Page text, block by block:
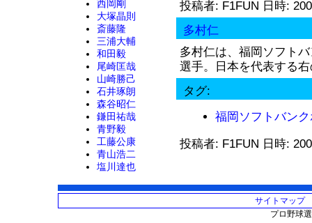
西岡剛
大塚晶則
斎藤隆
三浦大輔
和田毅
尾崎匡哉
山崎勝己
石井琢朗
森谷昭仁
鎌田祐哉
青野毅
工藤公康
青山浩二
塩川達也
投稿者: F1FUN 日時:
多村仁
多村仁は、福岡ソフト
選手。日本を代表する
タグ:
福岡ソフトバン
投稿者: F1FUN 日時:
サイトマップ
プロ野球